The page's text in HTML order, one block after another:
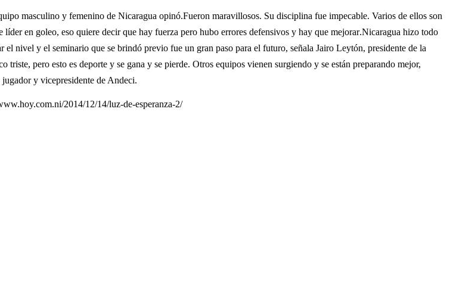
masculino y femenino de Nicaragua opinó.Fueron maravillosos. Su disciplina fue impecable. Varios de ellos son
en goleo, eso quiere decir que hay fuerza pero hubo errores defensivos y hay que mejorar.Nicaragua hizo todo
nivel y el seminario que se brindó previo fue un gran paso para el futuro, señala Jairo Leytón, presidente de la
pero esto es deporte y se gana y se pierde. Otros equipos vienen surgiendo y se están preparando mejor,
jugador y vicepresidente de Andeci.
2014/12/14/luz-de-esperanza-2/